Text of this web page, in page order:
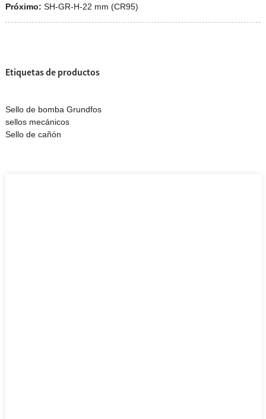
Próximo: SH-GR-H-22 mm (CR95)
Etiquetas de productos
Sello de bomba Grundfos
sellos mecánicos
Sello de cañón